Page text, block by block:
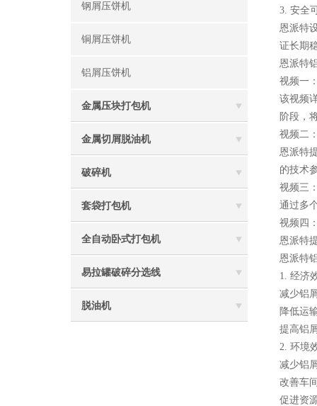
钢屑压饼机
铜屑压饼机
铝屑压饼机
金属压块打包机
金属切屑脱油机
破碎机
套袋打包机
全自动卧式打包机
易拉罐破碎分选线
脱油机
3. 安全
恩派特
证长期
恩派特
视频一
该视频
阶段，
视频二
恩派特
的技术
视频三
通过多
视频四
恩派特
恩派特
1. 经济
减少铝
降低运
提高铝
2. 环境
减少铝
改善车
促进资